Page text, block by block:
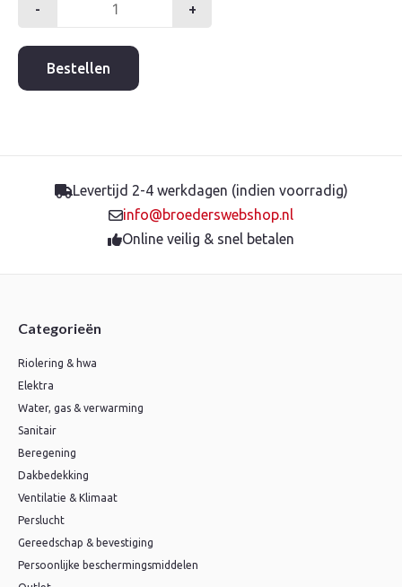
-
100mm
vierkant
+
Bestellen
Levertijd 2-4 werkdagen (indien voorradig)
info@broederswebshop.nl
Online veilig & snel betalen
Categorieën
Riolering & hwa
Elektra
Water, gas & verwarming
Sanitair
Beregening
Dakbedekking
Ventilatie & Klimaat
Perslucht
Gereedschap & bevestiging
Persoonlijke beschermingsmiddelen